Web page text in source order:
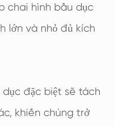
chai hình bầu dục
lớn và nhỏ đủ kích
đặc biệt sẽ tách
khiến chúng trở